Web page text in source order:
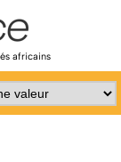
africains